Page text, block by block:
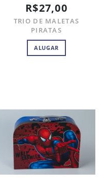
R$27,00
TRIO DE MALETAS
PIRATAS
ALUGAR